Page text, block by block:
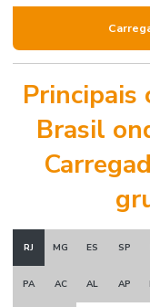
Principais
Brasil
RJ MG ES SP
PA AC AL AP